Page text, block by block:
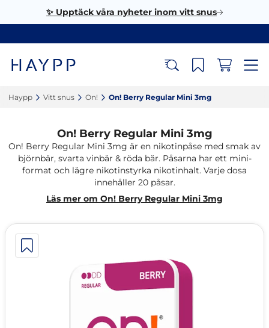
✨ Upptäck våra nyheter inom vitt snus
Haypp‎ Vitt snus‎ On!‎ On! Berry Regular Mini 3mg‎
On! Berry Regular Mini 3mg
On! Berry Regular Mini 3mg är en nikotinpåse med smak av
björnbär, svarta vinbär & röda bär. Påsarna har ett mini-
format och lägre nikotinstyrka nikotinhalt. Varje dosa
innehåller 20 påsar.
Läs mer om On! Berry Regular Mini 3mg